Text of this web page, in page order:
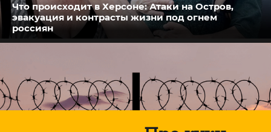
Что происходит в Херсоне: Атаки на Остров,
эвакуация и контрасты жизни под огнем
россиян